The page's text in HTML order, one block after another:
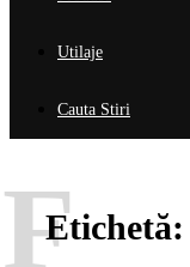
Utilaje
Cauta Stiri
Etichetă:
F